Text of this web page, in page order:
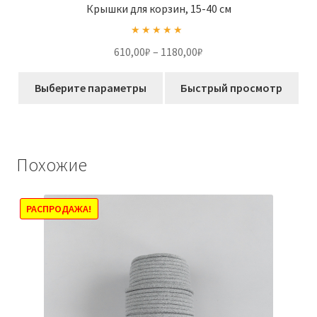
Крышки для корзин, 15-40 см
610,00₽ – 1180,00₽
610,00₽
Выберите параметры
товара.
Быстрый просмотр
Похожие
РАСПРОДАЖА!